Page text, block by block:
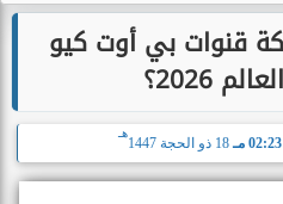
قنوات بي أوت كيو
2026؟
02:23 مـ 18 ذو الحجة 1447
هـ